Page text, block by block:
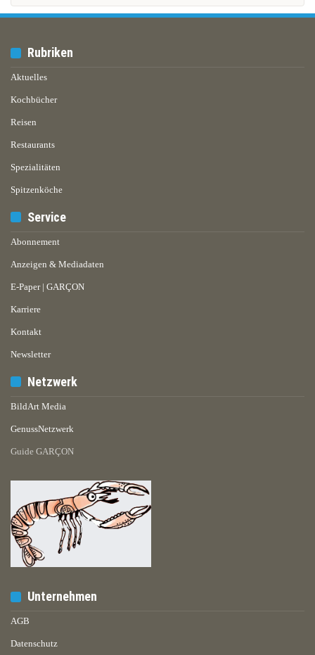
Rubriken
Aktuelles
Kochbücher
Reisen
Restaurants
Spezialitäten
Spitzenköche
Service
Abonnement
Anzeigen & Mediadaten
E-Paper | GARÇON
Karriere
Kontakt
Newsletter
Netzwerk
BildArt Media
GenussNetzwerk
Guide GARÇON
Unternehmen
AGB
Datenschutz